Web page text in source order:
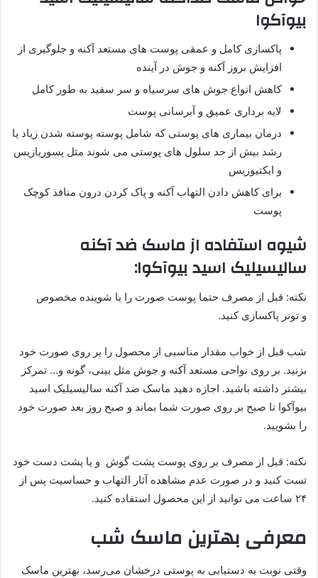
بیوآکوا
پاکسازی کامل و عمقی پوست های مستعد آکنه و جلوگیری از
افزایش بروز آکنه و جوش در آینده
کاهش انواع جوش های سرسیاه و سر سفید به طور کامل
لایه برداری عمیق و آبرسانی پوست
درمان بیماری های پوستی که شامل پوسته پوسته شدن زیاد یا
رشد بیش از حد سلول های پوستی می شوند مثل پسوریازیس
و ایکتیوزیس
برای کاهش دادن التهاب آکنه و پاک کردن درون منافذ کوچک
پوست
شیوه استفاده از ماسک ضد آکنه
سالیسیلیک اسید بیوآکوا:
نکته: قبل از مصرف حتما پوست صورت را با شوینده مخصوص
و تونر پاکسازی کنید.
شب قبل از خواب مقدار مناسبی از محصول را بر روی صورت خود
بزنید. بر روی نواحی مستعد آکنه و جوش مثل بینی، گونه و… تمرکز
بیشتر داشته باشید. اجازه دهید ماسک ضد آکنه سالیسیلیک اسید
بیوآکوا تا صبح بر روی صورت شما بماند و صبح روز بعد صورت خود
را بشویید.
نکته: قبل از مصرف بر روی پوست پشت گوش و یا پشت دست خود
تست کنید و در صورت عدم مشاهده آثار التهاب و حساسیت پس از
۲۴ ساعت می توانید از این محصول استفاده کنید.
معرفی بهترین ماسک شب
وقتی نوبت به دستیابی به پوستی درخشان می‌رسد، بهترین ماسک